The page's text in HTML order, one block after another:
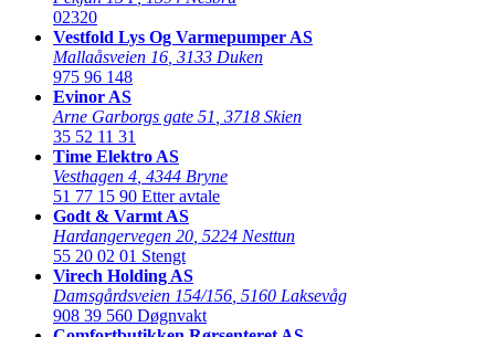
02320
Vestfold Lys Og Varmepumper AS
Mallaåsveien 16 3133 Duken
975 96 148
Evinor AS
Arne Garborgs gate 51 3718 Skien
35 52 11 31
Time Elektro AS
Vesthagen 4 4344 Bryne
51 77 15 90 Etter avtale
Godt & Varmt AS
Hardangervegen 20 5224 Nesttun
55 20 02 01 Stengt
Virech Holding AS
Damsgårdsveien 154/156 5160 Laksevåg
908 39 560 Døgnvakt